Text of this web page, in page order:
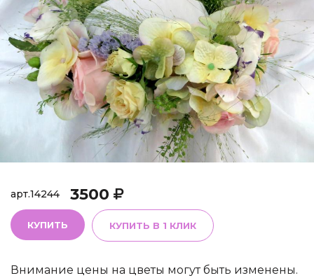
арт.14244 3500
КУПИТЬ КУПИТЬ В 1 КЛИК
Внимание цены на цветы могут быть изменены.